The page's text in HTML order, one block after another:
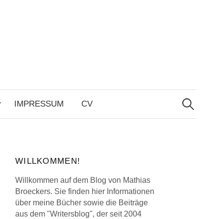
IMPRESSUM CV
Search
for:
WILLKOMMEN!
Willkommen auf dem Blog von Mathias
Broeckers. Sie finden hier Informationen
über meine Bücher sowie die Beiträge
aus dem "Writersblog", der seit 2004